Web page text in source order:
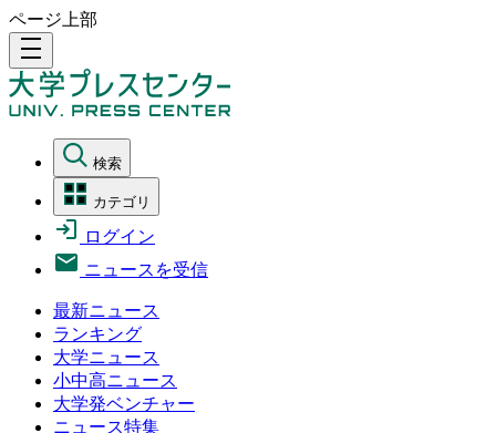
ページ上部
density_medium
検索
カテゴリ
ログイン
ニュースを受信
最新ニュース
ランキング
大学ニュース
小中高ニュース
大学発ベンチャー
ニュース特集